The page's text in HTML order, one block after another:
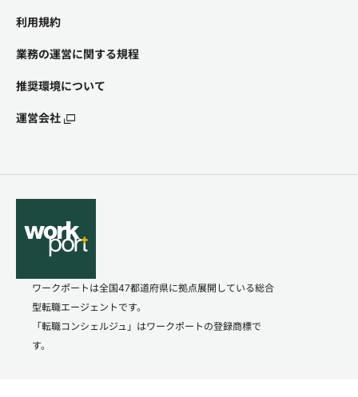
利用規約
業務の運営に関する規程
推奨環境について
運営会社
ワークポートは全国47都道府県に拠点展開している総合
型転職エージェントです。
「転職コンシェルジュ」はワークポートの登録商標で
す。